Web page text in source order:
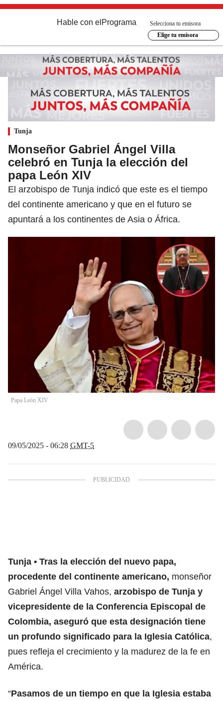
Hable con el Programa
Selecciona tu emisora
Elige tu emisora
Tunja
Monseñor Gabriel Ángel Villa
celebró en Tunja la elección del
papa León XIV
El arzobispo de Tunja indicó que este es el tiempo
del continente americano y que en el futuro se
apuntará a los continentes de Asia o África.
Papa León XIV
09/05/2025 - 06:28 GMT-5
Tunja
Tras la elección del nuevo papa,
procedente del continente americano, monseñor
Gabriel Ángel Villa Vahos, arzobispo de Tunja y
vicepresidente de la Conferencia Episcopal de
Colombia, aseguró que esta designación tiene
un profundo significado para la Iglesia Católica,
pues refleja el crecimiento y la madurez de la fe en
América.
“Pasamos de un tiempo en que la Iglesia estaba